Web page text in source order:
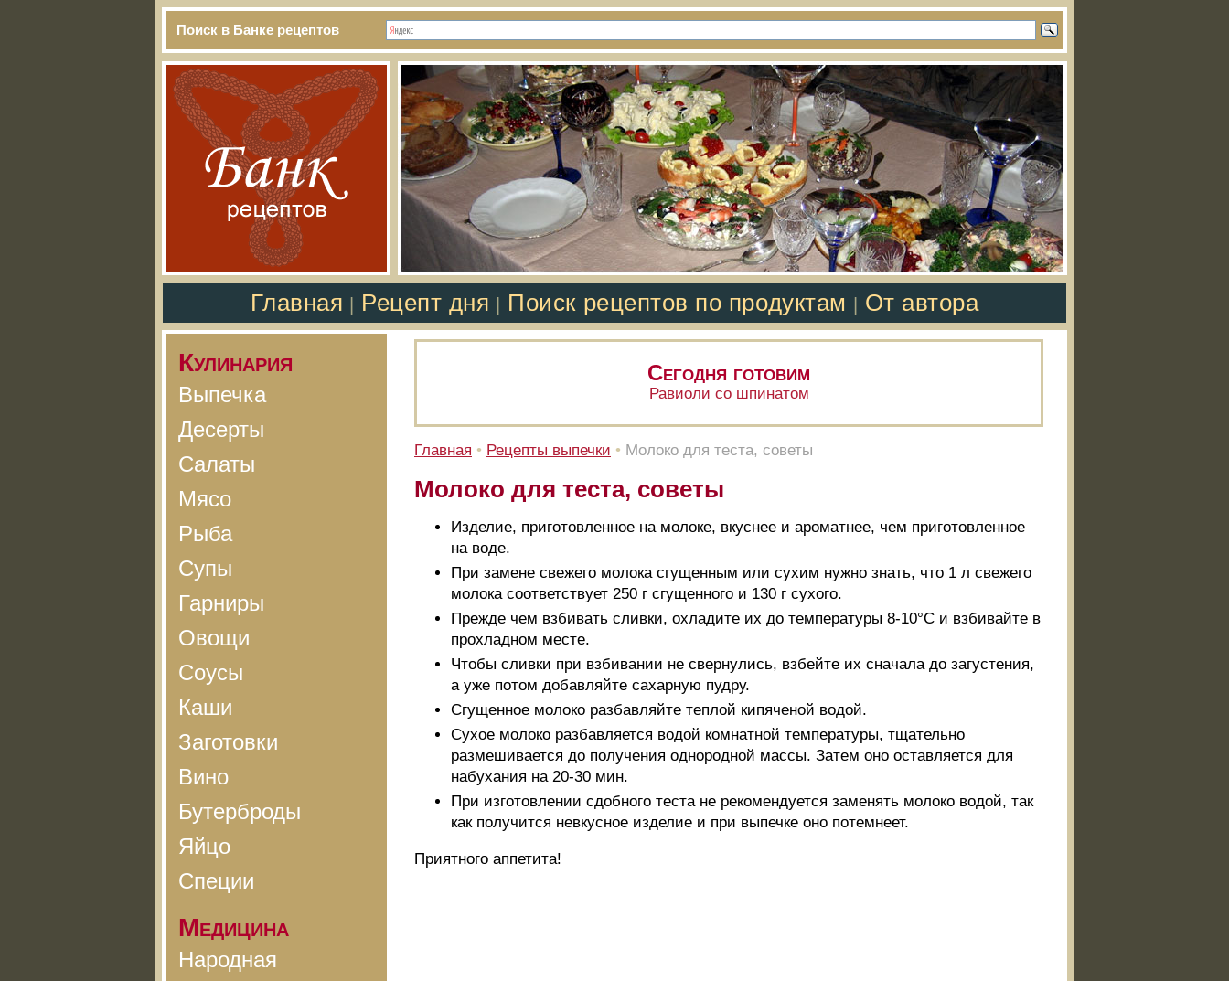
Поиск в Банке рецептов
Главная Рецепт дня Поиск рецептов по продуктам От автора
Кулинария
Выпечка
Десерты
Салаты
Мясо
Рыба
Супы
Гарниры
Овощи
Соусы
Каши
Заготовки
Вино
Бутерброды
Яйцо
Специи
Медицина
Народная
Сегодня готовим
Равиоли со шпинатом
Главная • Рецепты выпечки • Молоко для теста, советы
Молоко для теста, советы
Изделие, приготовленное на молоке, вкуснее и ароматнее, чем приготовленное
на воде.
При замене свежего молока сгущенным или сухим нужно знать, что 1 л свежего
молока соответствует 250 г сгущенного и 130 г сухого.
Прежде чем взбивать сливки, охладите их до температуры 8-10°С и взбивайте в
прохладном месте.
Чтобы сливки при взбивании не свернулись, взбейте их сначала до загустения,
а уже потом добавляйте сахарную пудру.
Сгущенное молоко разбавляйте теплой кипяченой водой.
Сухое молоко разбавляется водой комнатной температуры, тщательно
размешивается до получения однородной массы. Затем оно оставляется для
набухания на 20-30 мин.
При изготовлении сдобного теста не рекомендуется заменять молоко водой, так
как получится невкусное изделие и при выпечке оно потемнеет.
Приятного аппетита!